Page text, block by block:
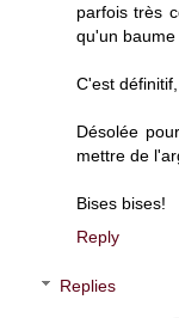
parfois très
qu'un baume
C'est
Désolée
mettre de
Bises bises!
Reply
Replies